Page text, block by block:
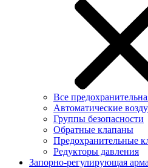
Все
Автоматические
Группы безопасности
Обратные клапаны
Предохранительные
Редукторы давления
Запорно-регулирующая